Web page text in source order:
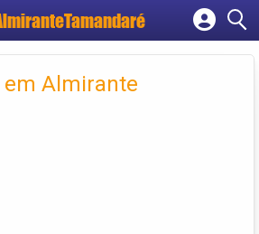
Cadastrar empresa
Criar conta
Almirante